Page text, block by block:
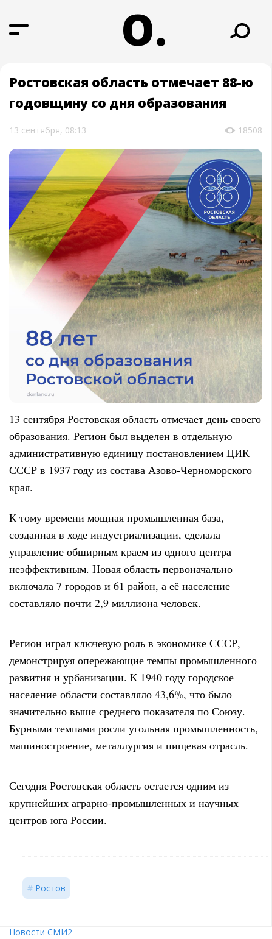
О.
Ростовская область отмечает 88-ю
годовщину со дня образования
13 сентября, 08:13 18508
13 сентября Ростовская область отмечает день своего
образования. Регион был выделен в отдельную
административную единицу постановлением ЦИК
СССР в 1937 году из состава Азово-Черноморского
края.
К тому времени мощная промышленная база,
созданная в ходе индустриализации, сделала
управление обширным краем из одного центра
неэффективным. Новая область первоначально
включала 7 городов и 61 район, а её население
составляло почти 2,9 миллиона человек.
Регион играл ключевую роль в экономике СССР,
демонстрируя опережающие темпы промышленного
развития и урбанизации. К 1940 году городское
население области составляло 43,6%, что было
значительно выше среднего показателя по Союзу.
Бурными темпами росли угольная промышленность,
машиностроение, металлургия и пищевая отрасль.
Сегодня Ростовская область остается одним из
крупнейших аграрно-промышленных и научных
центров юга России.
Ростов
Новости СМИ2